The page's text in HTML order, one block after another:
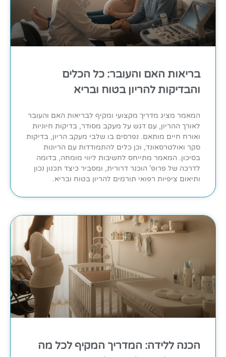
בריאות האם והעובר: כל הכלים
והבדיקות להריון בטוח ובריא
המאמר מציג מדריך מקצועי ומקיף לבריאות האם והעובר
לאורך ההריון, עם דגש על מעקב מסודר, בדיקות חיוניות
ואורח חיים מותאם. נפרסים בו שלבי מעקב הריון, בדיקות
סקר ואולטרסאונד, וכן כלים להתמודדות עם הריונות
בסיכון. המאמר מתייחס לחשיבות ליווי מומחה, בדומה
לדרכה של פרופ' הוכנר דרורית, ומסביר כיצד תכנון נכון
ותיאום ציפיות רפואי תורמים להריון בטוח ובריא.
הכנה ללידה: המדריך המקיף לכל מה